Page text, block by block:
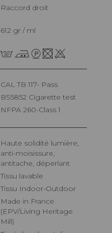
Raccord droit
612 gr / ml
CAL TB 117- Pass
BS5852 Cigarette test
NFPA 260-Class 1
Haute solidité lumière,
anti-moisissure,
antitache, déperlant
Tissu lavable
Tissu Indoor-Outdoor
Made in France
(EPV/Living Heritage
Mill)